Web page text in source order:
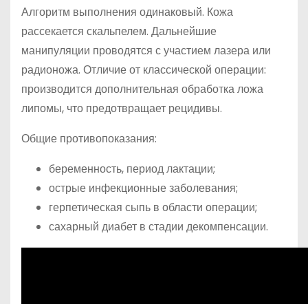
Алгоритм выполнения одинаковый. Кожа
рассекается скальпелем. Дальнейшие
манипуляции проводятся с участием лазера или
радионожа. Отличие от классической операции:
производится дополнительная обработка ложа
липомы, что предотвращает рецидивы.
Общие противопоказания:
беременность, период лактации;
острые инфекционные заболевания;
герпетическая сыпь в области операции;
сахарный диабет в стадии декомпенсации.